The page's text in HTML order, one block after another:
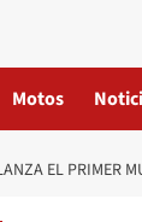
Motos
EL PRIMER